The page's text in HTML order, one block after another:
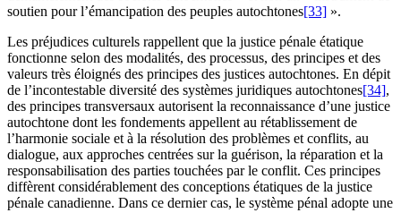
soutien pour l’émancipation des peuples autochtones[33] ».
Les préjudices culturels rappellent que la justice pénale étatique
fonctionne selon des modalités, des processus, des principes et des
valeurs très éloignés des principes des justices autochtones. En dépit
de l’incontestable diversité des systèmes juridiques autochtones[34],
des principes transversaux autorisent la reconnaissance d’une justice
autochtone dont les fondements appellent au rétablissement de
l’harmonie sociale et à la résolution des problèmes et conflits, au
dialogue, aux approches centrées sur la guérison, la réparation et la
responsabilisation des parties touchées par le conflit. Ces principes
diffèrent considérablement des conceptions étatiques de la justice
pénale canadienne. Dans ce dernier cas, le système pénal adopte une